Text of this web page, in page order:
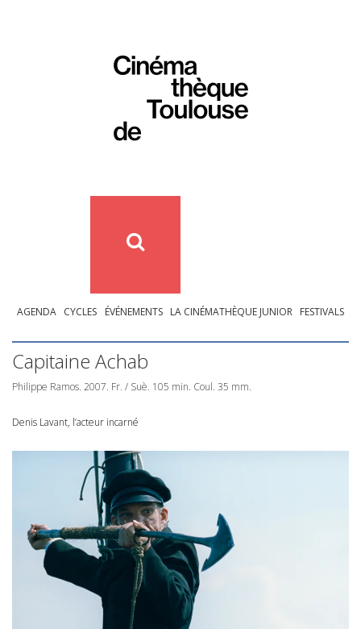
AGENDA CYCLES ÉVÉNEMENTS LA CINÉMATHÈQUE JUNIOR FESTIVALS
Capitaine Achab
Philippe Ramos. 2007. Fr. / Suè. 105 min. Coul. 35 mm.
Denis Lavant, l’acteur incarné